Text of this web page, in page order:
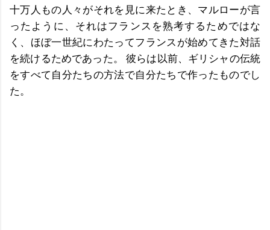
十万人もの人々がそれを見に来たとき、マルローが言
ったように、それはフランスを熟考するためではな
く、ほぼ一世紀にわたってフランスが始めてきた対話
を続けるためであった。 彼らは以前、ギリシャの伝統
をすべて自分たちの方法で自分たちで作ったものでし
た。